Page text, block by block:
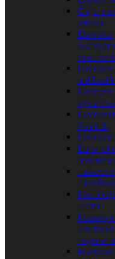
Čaj z
lotosu
Domáca
Domáci
Absinth
Domáci
krém
Kvapky
kloktanie
Kvetové